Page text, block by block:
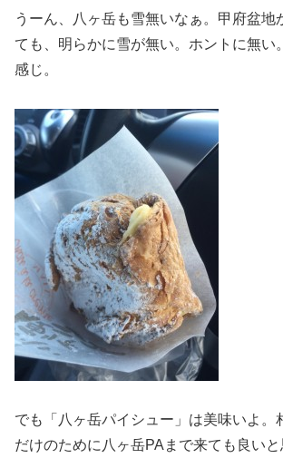
うーん、八ヶ岳も雪無いなぁ。甲府盆地
ても、明らかに雪が無い。ホントに無い
感じ。
でも「八ヶ岳パイシュー」は美味いよ。
だけのために八ヶ岳PAまで来ても良い